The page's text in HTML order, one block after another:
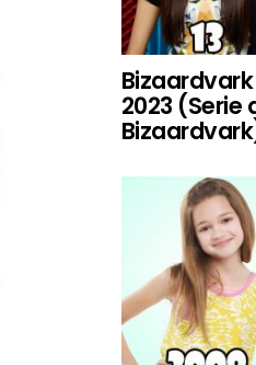
2023 (Serie